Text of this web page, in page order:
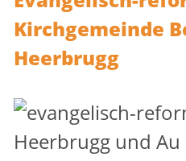
Kirchgemeinde
Heerbrugg